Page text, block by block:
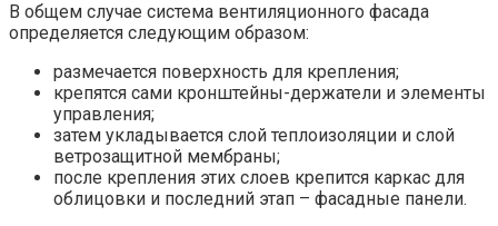
В общем случае система вентиляционного фасада
определяется следующим образом:
размечается поверхность для крепления;
крепятся сами кронштейны-держатели и элементы
управления;
затем укладывается слой теплоизоляции и слой
ветрозащитной мембраны;
после крепления этих слоев крепится каркас для
облицовки и последний этап – фасадные панели.